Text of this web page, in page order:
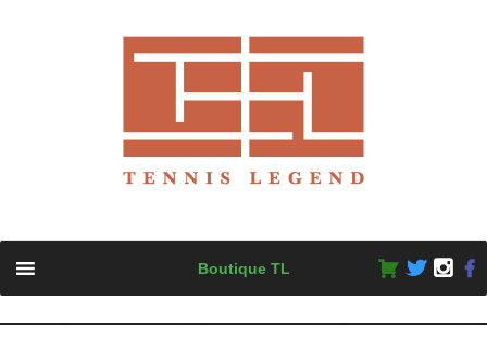
content
Boutique TL